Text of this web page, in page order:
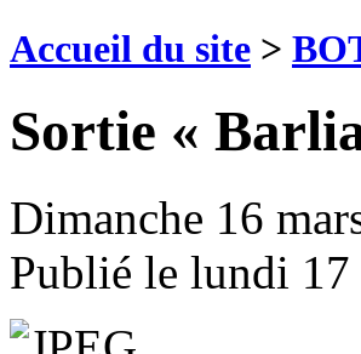
Accueil du site >
Sortie «
Dimanche 16
Publié le lundi 17